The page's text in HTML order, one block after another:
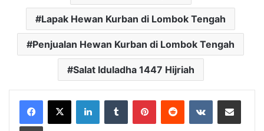
Lapak Hewan Kurban di Lombok Tengah
Penjualan Hewan Kurban di Lombok Tengah
Salat Iduladha 1447 Hijriah
LinkedInTumblr PinterestReddit VKontakteBagikan Lewat Email
Cetak